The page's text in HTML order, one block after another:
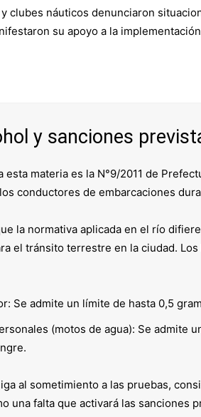
clubes náuticos denunciaron
su apoyo a la
y sanciones
materia es la N°9/2011 de
conductores de embarcaciones
la normativa aplicada en el río
el tránsito terrestre en la ciudad.
Se admite un límite de hasta 0,5
(motos de agua): Se admite
al sometimiento a las pruebas,
una falta que activará las sanciones